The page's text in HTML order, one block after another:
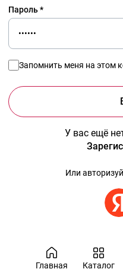
Главная Каталог
Пароль *
Запомнить меня на этом
У вас ещё
Или